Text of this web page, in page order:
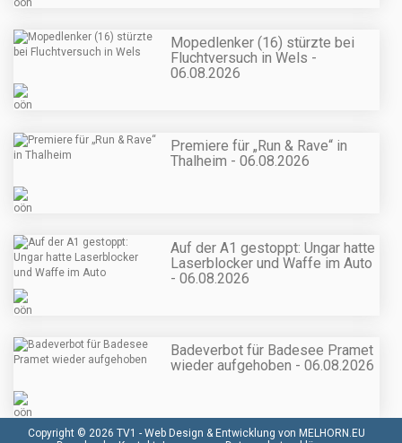
Mopedlenker (16) stürzte bei
Fluchtversuch in Wels -
06.08.2026
Premiere für „Run & Rave“ in
Thalheim - 06.08.2026
Auf der A1 gestoppt: Ungar hatte
Laserblocker und Waffe im Auto
- 06.08.2026
Badeverbot für Badesee Pramet
wieder aufgehoben - 06.08.2026
Copyright © 2026 TV1 - Web Design & Entwicklung von MELHORN.EU